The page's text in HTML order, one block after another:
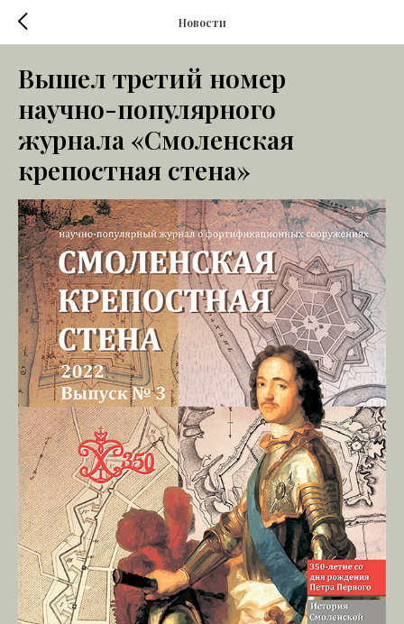
Новости
Вышел третий номер
научно-популярного
журнала «Смоленская
крепостная стена»